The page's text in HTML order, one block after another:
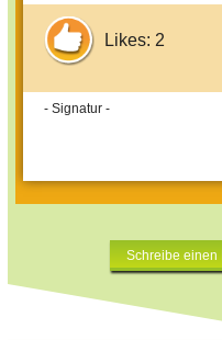
Likes: 2
- Signatur -
Schreibe einen